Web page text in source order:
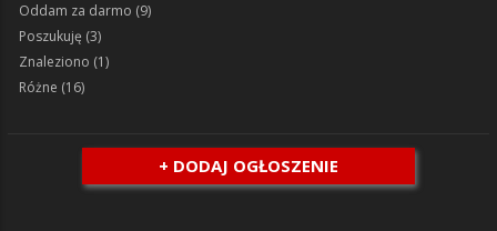
Oddam za darmo (9)
Poszukuję (3)
Znaleziono (1)
Różne (16)
+ DODAJ OGŁOSZENIE